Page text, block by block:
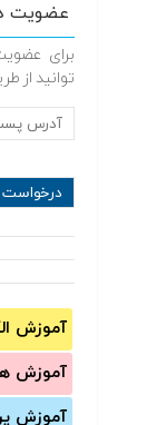
عضویت
برای
توانید از
آموزش
آموزش‌
آموزش‌